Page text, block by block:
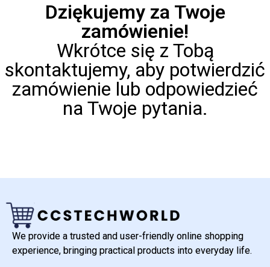
Dziękujemy za Twoje
zamówienie!
Wkrótce się z Tobą
skontaktujemy, aby potwierdzić
zamówienie lub odpowiedzieć
na Twoje pytania.
We provide a trusted and user-friendly online shopping
experience, bringing practical products into everyday life.